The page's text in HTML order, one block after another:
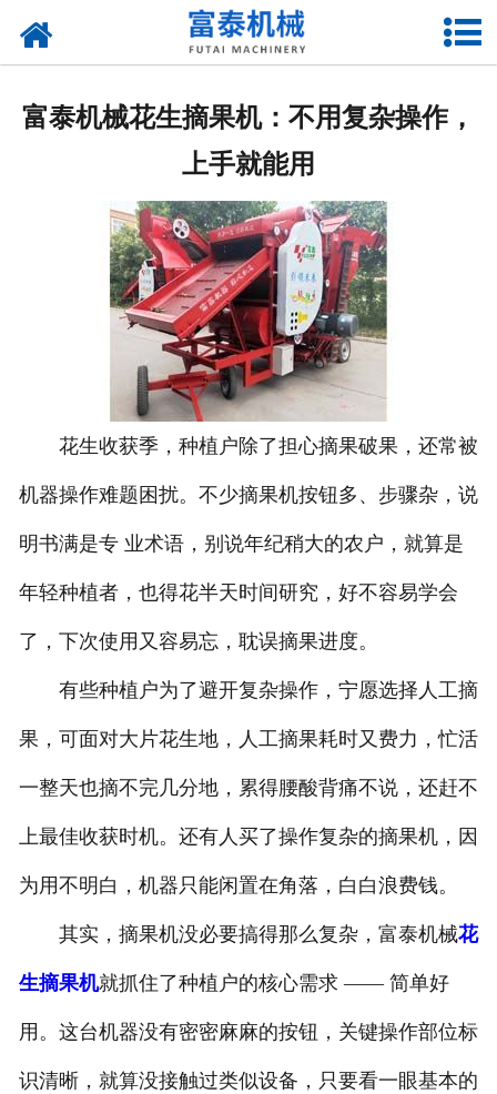
资质荣誉
新闻中心
厂房设备
联系我们
富泰机械花生摘果机：不用复杂操作，
上手就能用
花生收获季，种植户除了担心摘果破果，还常被
机器操作难题困扰。不少摘果机按钮多、步骤杂，说
明书满是专 业术语，别说年纪稍大的农户，就算是
年轻种植者，也得花半天时间研究，好不容易学会
了，下次使用又容易忘，耽误摘果进度。
有些种植户为了避开复杂操作，宁愿选择人工摘
果，可面对大片花生地，人工摘果耗时又费力，忙活
一整天也摘不完几分地，累得腰酸背痛不说，还赶不
上最佳收获时机。还有人买了操作复杂的摘果机，因
为用不明白，机器只能闲置在角落，白白浪费钱。
其实，摘果机没必要搞得那么复杂，富泰机械花
生摘果机就抓住了种植户的核心需求 —— 简单好
用。这台机器没有密密麻麻的按钮，关键操作部位标
识清晰，就算没接触过类似设备，只要看一眼基本的